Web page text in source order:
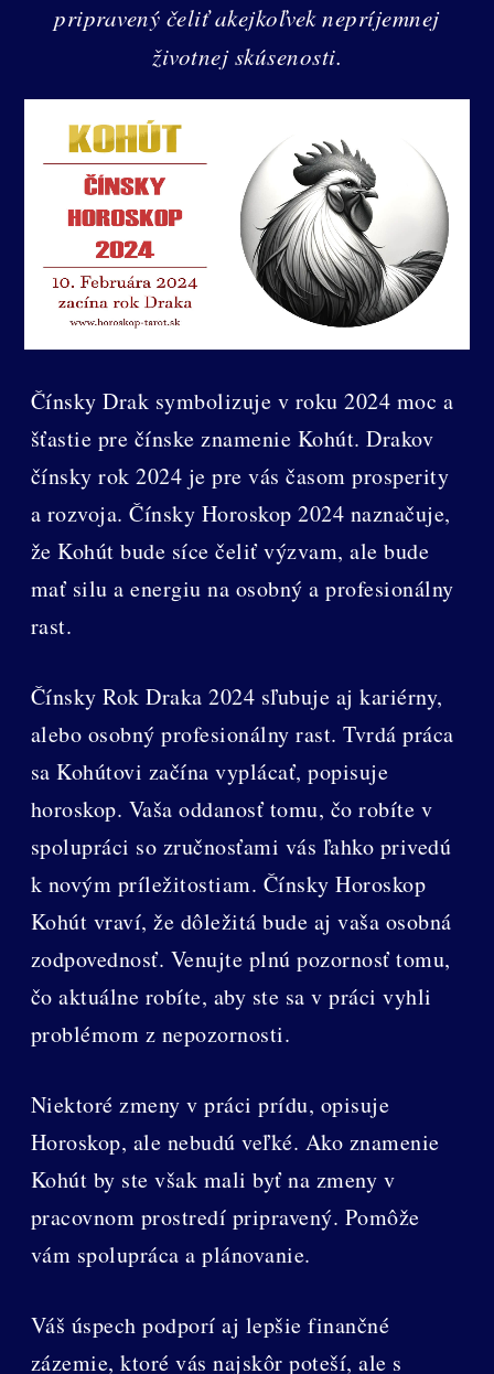
pripravený čeliť akejkoľvek nepríjemnej
životnej skúsenosti.
Čínsky Drak symbolizuje v roku 2024 moc a
šťastie pre čínske znamenie Kohút. Drakov
čínsky rok 2024 je pre vás časom prosperity
a rozvoja. Čínsky Horoskop 2024 naznačuje,
že Kohút bude síce čeliť výzvam, ale bude
mať silu a energiu na osobný a profesionálny
rast.
Čínsky Rok Draka 2024 sľubuje aj kariérny,
alebo osobný profesionálny rast. Tvrdá práca
sa Kohútovi začína vyplácať, popisuje
horoskop. Vaša oddanosť tomu, čo robíte v
spolupráci so zručnosťami vás ľahko privedú
k novým príležitostiam. Čínsky Horoskop
Kohút vraví, že dôležitá bude aj vaša osobná
zodpovednosť. Venujte plnú pozornosť tomu,
čo aktuálne robíte, aby ste sa v práci vyhli
problémom z nepozornosti.
Niektoré zmeny v práci prídu, opisuje
Horoskop, ale nebudú veľké. Ako znamenie
Kohút by ste však mali byť na zmeny v
pracovnom prostredí pripravený. Pomôže
vám spolupráca a plánovanie.
Váš úspech podporí aj lepšie finančné
zázemie, ktoré vás najskôr poteší, ale s